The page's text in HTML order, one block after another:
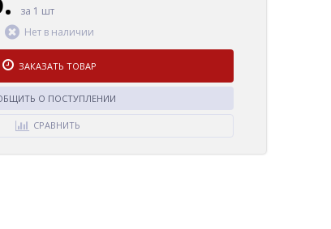
за 1 шт
Нет в наличии
ЗАКАЗАТЬ ТОВАР
О ПОСТУПЛЕНИИ
СРАВНИТЬ